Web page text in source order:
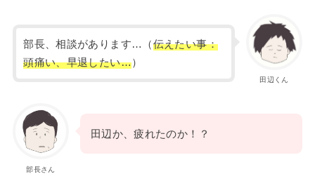
田辺くん
部長、相談があります…（伝えたい事：
頭痛い、早退したい…）
部長さん
田辺か、疲れたのか！？